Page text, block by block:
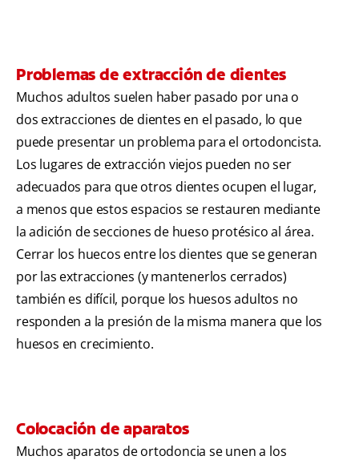
Problemas de extracción de dientes
Muchos adultos suelen haber pasado por una o
dos extracciones de dientes en el pasado, lo que
puede presentar un problema para el ortodoncista.
Los lugares de extracción viejos pueden no ser
adecuados para que otros dientes ocupen el lugar,
a menos que estos espacios se restauren mediante
la adición de secciones de hueso protésico al área.
Cerrar los huecos entre los dientes que se generan
por las extracciones (y mantenerlos cerrados)
también es difícil, porque los huesos adultos no
responden a la presión de la misma manera que los
huesos en crecimiento.
Colocación de aparatos
Muchos aparatos de ortodoncia se unen a los